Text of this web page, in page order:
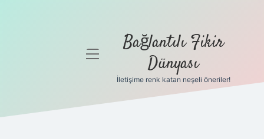
Gizlilik
menüyü
Bağlantılı Fikir
Dünyası
İletişime renk katan neşeli öneriler!